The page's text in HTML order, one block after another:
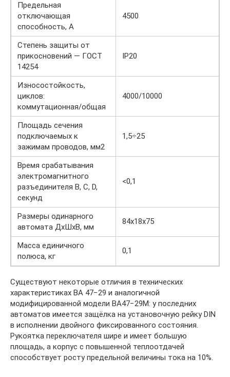
Предельная
отключающая
способность, А
4500
Степень защиты от
прикосновений — ГОСТ
14254
IP20
Износостойкость,
циклов:
коммутационная/общая
4000/10000
Площадь сечения
подключаемых к
зажимам проводов, мм2
1,5÷25
Время срабатывания
электромагнитного
разъединителя B, C, D,
секунд
<0,1
Размеры одинарного
автомата ДхШхВ, мм
84х18х75
Масса единичного
полюса, кг
0,1
Существуют некоторые отличия в технических
характеристиках ВА 47−29 и аналогичной
модифицированной модели ВА47−29М: у последних
автоматов имеется защёлка на установочную рейку DIN
в исполнении двойного фиксированного состояния.
Рукоятка переключателя шире и имеет большую
площадь, а корпус с повышенной теплоотдачей
способствует росту предельной величины тока на 10%.